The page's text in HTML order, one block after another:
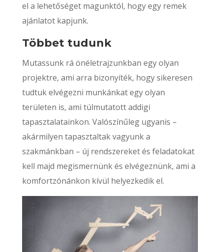
el a lehetőséget magunktól, hogy egy remek
ajánlatot kapjunk.
Többet tudunk
Mutassunk rá önéletrajzunkban egy olyan
projektre, ami arra bizonyíték, hogy sikeresen
tudtuk elvégezni munkánkat egy olyan
területen is, ami túlmutatott addigi
tapasztalatainkon. Valószínűleg ugyanis –
akármilyen tapasztaltak vagyunk a
szakmánkban – új rendszereket és feladatokat
kell majd megismernünk és elvégeznünk, ami a
komfortzónánkon kívül helyezkedik el.